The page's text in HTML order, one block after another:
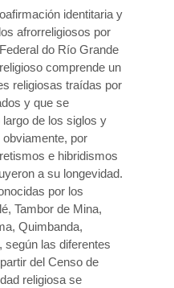
identitaria y
afrorreligiosos por
do Río Grande
comprende un
religiosas traídas por
y que se
de los siglos y
obviamente, por
e hibridismos
a su longevidad.
por los
Tambor de Mina,
Quimbanda,
según las diferentes
del Censo de
religiosa se